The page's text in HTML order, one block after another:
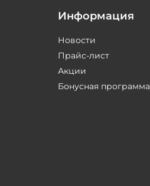
Информация
Новости
Прайс-лист
Акции
Бонусная программа